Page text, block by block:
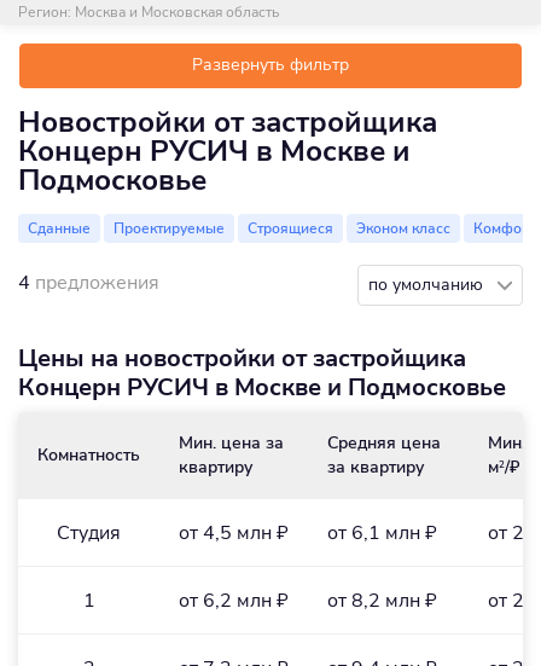
Регион: Москва и Московская область
Развернуть фильтр
Новостройки от застройщика
Концерн РУСИЧ в Москве и
Подмосковье
Сданные Проектируемые Строящиеся Эконом класс Комфорт
4 предложения по умолчанию
Цены на новостройки от застройщика
Концерн РУСИЧ в Москве и Подмосковье
Комнатность
Мин. цена за
квартиру
Средняя цена
за квартиру
Мин.
м2/₽
Студия от 4,5 млн ₽ от 6,1 млн ₽ от
1 от 6,2 млн ₽ от 8,2 млн ₽ от